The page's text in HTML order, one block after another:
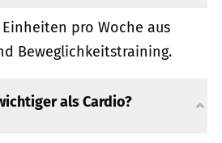
pro Woche aus
Beweglichkeitstraining.
als Cardio?